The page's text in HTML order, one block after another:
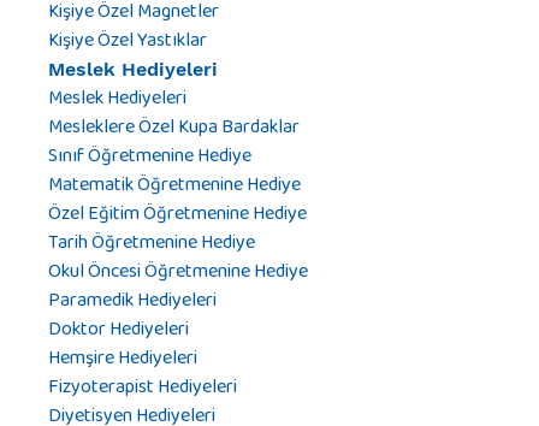
Kişiye Özel Magnetler
Kişiye Özel Yastıklar
Meslek Hediyeleri
Meslek Hediyeleri
Mesleklere Özel Kupa Bardaklar
Sınıf Öğretmenine Hediye
Matematik Öğretmenine Hediye
Özel Eğitim Öğretmenine Hediye
Tarih Öğretmenine Hediye
Okul Öncesi Öğretmenine Hediye
Paramedik Hediyeleri
Doktor Hediyeleri
Hemşire Hediyeleri
Fizyoterapist Hediyeleri
Diyetisyen Hediyeleri